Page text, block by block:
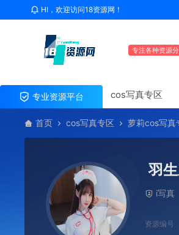
HI，欢迎访问18资源网！
专注各种资源
专业资源平台 cos写真专区
首页 cos写真专区 萝莉cos写真
羽
i写真
资源编号